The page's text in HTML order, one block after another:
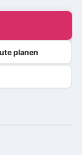
planen